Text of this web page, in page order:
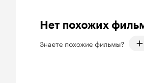
Нет похожих
Знаете похожие фильмы?